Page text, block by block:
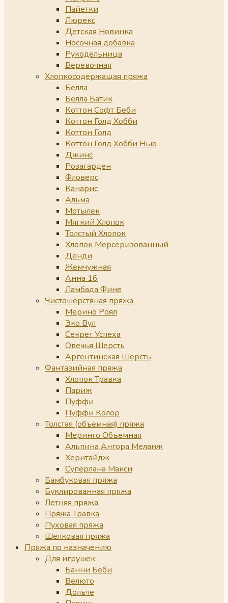
Пайетки
Люрекс
Детская Новинка
Носочная добавка
Рукодельница
Веревочная
Хлопкосодержащая пряжа
Белла
Белла Батик
Коттон Софт Беби
Коттон Голд Хобби
Коттон Голд
Коттон Голд Хобби Нью
Джинс
Розагарден
Фловерс
Канарис
Альма
Мотылек
Мягкий Хлопок
Толстый Хлопок
Хлопок Мерсеризованный
Денди
Жемчужная
Анна 16
Ламбада Фине
Чистошерстяная пряжа
Мерино Роял
Эко Вул
Секрет Успеха
Овечья Шерсть
Аргентинская Шерсть
Фантазийная пряжа
Хлопок Травка
Париж
Пуффи
Пуффи Колор
Толстая (объемная) пряжа
Меринго Объемная
Альпина Ангора Меланж
Херитайдж
Суперлана Макси
Бамбуковая пряжа
Буклированная пряжа
Летняя пряжа
Пряжа Травка
Пуховая пряжа
Шелковая пряжа
Пряжа по назначению
Для игрушек
Банни Беби
Велюто
Дольче